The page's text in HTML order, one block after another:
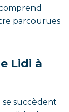
parcourues
Lidi à
succèdent